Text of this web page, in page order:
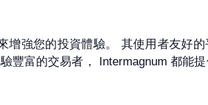
增強您的投資體驗。 其使用者友好
豐富的交易者， Intermagnum 都能